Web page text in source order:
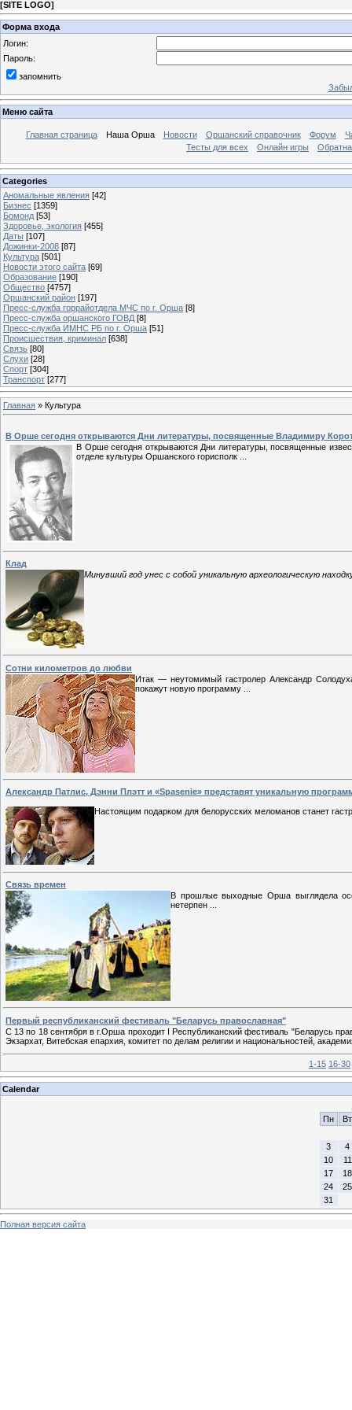
[SITE LOGO]
Форма входа
Логин:
Пароль:
запомнить
Меню сайта
Главная страница Наша Орша Новости Оршанский справочник Форум
Тесты для всех
Онлайн игры
Categories
Аномальные явления [42]
Бизнес [1359]
Бомонд [53]
Здоровье, экология [455]
Даты [107]
Дожинки-2008 [87]
Культура [501]
Новости этого сайта [69]
Образование [190]
Общество [4757]
Оршанский район [197]
Пресс-служба горрайотдела МЧС по г. Орша [8]
Пресс-служба оршанского ГОВД [8]
Пресс-служба ИМНС РБ по г. Орша [51]
Проиcшествия, криминал [638]
Связь [80]
Слухи [28]
Спорт [304]
Транспорт [277]
Главная » Культура
В Орше сегодня открываются Дни литературы, посвященные Владимиру
В Орше сегодня открываются Дни литературы, посвященные
отделе культуры Оршанского горисполк
Клад
Минувший год унес с собой уникальную археологическую
Сотни километров до любви
Итак — неутомимый гастролер Александр
покажут новую программу
Александр Патлис, Дэнни Плэтт и «Spasenie» представят уникальную
Настоящим подарком для белорусских меломанов станет
Связь времен
В прошлые выходные Орша выглядела
нетерпен
Первый республиканский фестиваль "Беларусь православная"
С 13 по 18 сентября в г.Орша проходит I Республиканский фестиваль "Беларусь
Экзархат, Витебская епархия, комитет по делам религии и национальностей,
1-15 16-30
Calendar
Пн
Вт
3
4
10
11
17
18
24
25
31
Полная версия сайта